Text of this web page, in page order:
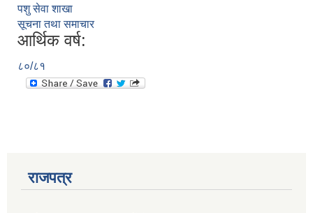
पशु सेवा शाखा
सूचना तथा समाचार
आर्थिक वर्ष:
८०/८१
राजपत्र